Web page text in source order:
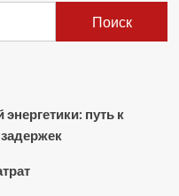
Поиск
путь к